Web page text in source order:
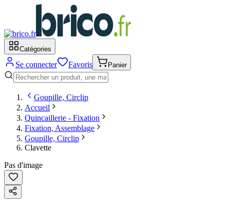
Catégories
Se connecter Favoris Panier
Goupille, Circlip
Accueil
Quincaillerie - Fixation
Fixation, Assemblage
Goupille, Circlip
Clavette
Pas d'image